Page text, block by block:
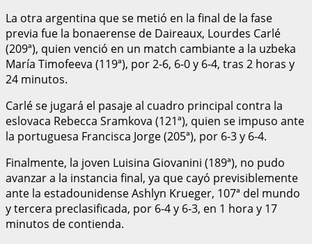
La otra argentina que se metió en la final de la fase
previa fue la bonaerense de Daireaux, Lourdes Carlé
(209ª), quien venció en un match cambiante a la uzbeka
María Timofeeva (119ª), por 2-6, 6-0 y 6-4, tras 2 horas y
24 minutos.
Carlé se jugará el pasaje al cuadro principal contra la
eslovaca Rebecca Sramkova (121ª), quien se impuso ante
la portuguesa Francisca Jorge (205ª), por 6-3 y 6-4.
Finalmente, la joven Luisina Giovanini (189ª), no pudo
avanzar a la instancia final, ya que cayó previsiblemente
ante la estadounidense Ashlyn Krueger, 107ª del mundo
y tercera preclasificada, por 6-4 y 6-3, en 1 hora y 17
minutos de contienda.